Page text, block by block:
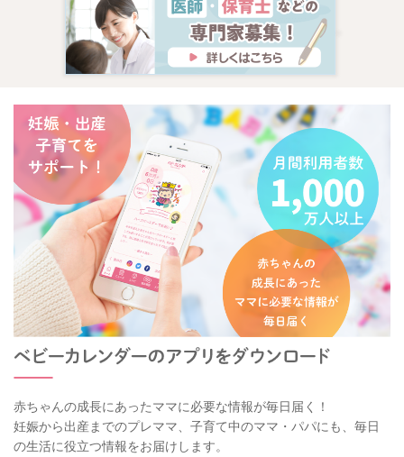
赤ちゃんの成長にあったママに必要な情報が毎日届く！
妊娠から出産までのプレママ、子育て中のママ・パパにも、毎日
の生活に役立つ情報をお届けします。